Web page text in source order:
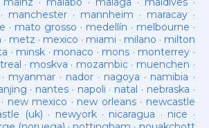
· manchester· mannheim · maracay·
· mato grosso · medellín · melbourne ·
· metz · mexico · miami · milano · milton
· minsk · monaco · mons · monterrey ·
· moskva · mozambic· muenchen ·
· myanmar· nador · nagoya · namibia ·
· nantes · napoli · natal · nebraska ·
· new mexico · new orleans· newcastle
(uk) · newyork· nicaragua · nice ·